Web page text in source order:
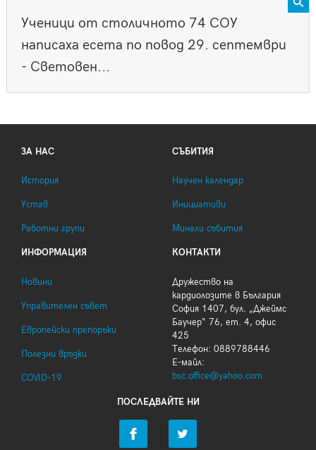
Ученици от столичното 74 СОУ
написаха есета по повод 29. септември
- Световен...
ЗА НАС
История
Устав
Работни групи
СЪБИТИЯ
Научен календар
Инициативи
Минали събития
ИНФОРМАЦИЯ
Новини
Управителен съвет
Европейски препоръки
Полезни връзки
COVID-19
КОНТАКТИ
Дружество на
кардиолозите в България
София 1407, бул. „Джеймс
Баучер“ 76, ет. 4, офис
425
Телефон: 0889788446
Е-майл:
bsc.office@yahoo.com
ПОСЛЕДВАЙТЕ НИ